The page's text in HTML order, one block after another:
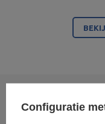
Configuratie